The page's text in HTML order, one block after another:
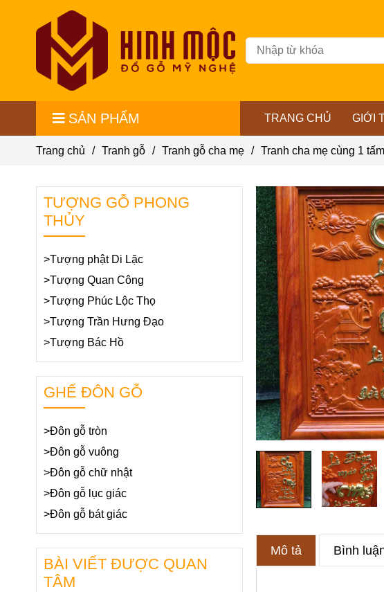
SẢN PHẨM TRANG CHỦ GIỚI
Trang chủ / Tranh gỗ / Tranh gỗ cha mẹ / Tranh cha mẹ cùng 1 tấm
Mô tả Bình
TƯỢNG GỖ PHONG
THỦY
>Tượng phật Di Lặc
>Tượng Quan Công
>Tượng Phúc Lộc Thọ
>Tượng Trần Hưng Đạo
>Tượng Bác Hồ
GHẾ ĐÔN GỖ
>Đôn gỗ tròn
>Đôn gỗ vuông
>Đôn gỗ chữ nhật
>Đôn gỗ lục giác
>Đôn gỗ bát giác
BÀI VIẾT ĐƯỢC QUAN
TÂM